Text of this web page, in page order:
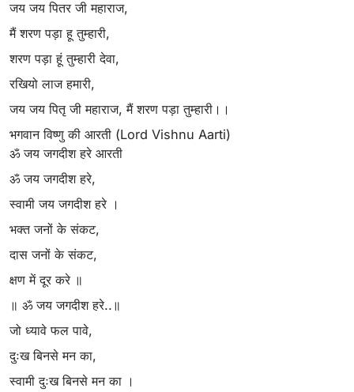
जय जय पितर जी महाराज,
मैं शरण पड़ा हू तुम्हारी,
शरण पड़ा हूं तुम्हारी देवा,
रखियो लाज हमारी,
जय जय पितृ जी महाराज, मैं शरण पड़ा तुम्हारी।।
भगवान विष्णु की आरती (Lord Vishnu Aarti)
ॐ जय जगदीश हरे आरती
ॐ जय जगदीश हरे,
स्वामी जय जगदीश हरे ।
भक्त जनों के संकट,
दास जनों के संकट,
क्षण में दूर करे ॥
॥ ॐ जय जगदीश हरे..॥
जो ध्यावे फल पावे,
दुःख बिनसे मन का,
स्वामी दुःख बिनसे मन का ।